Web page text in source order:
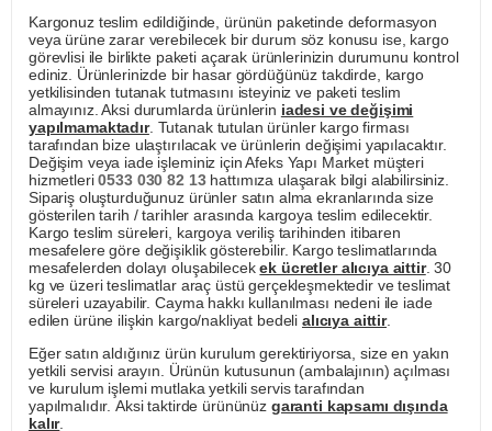
Kargonuz teslim edildiğinde, ürünün paketinde deformasyon
veya ürüne zarar verebilecek bir durum söz konusu ise, kargo
görevlisi ile birlikte paketi açarak ürünlerinizin durumunu kontrol
ediniz. Ürünlerinizde bir hasar gördüğünüz takdirde, kargo
yetkilisinden tutanak tutmasını isteyiniz ve paketi teslim
almayınız. Aksi durumlarda ürünlerin iadesi ve değişimi
yapılmamaktadır. Tutanak tutulan ürünler kargo firması
tarafından bize ulaştırılacak ve ürünlerin değişimi yapılacaktır.
Değişim veya iade işleminiz için Afeks Yapı Market müşteri
hizmetleri0533 030 82 13hattımıza ulaşarak bilgi alabilirsiniz.
Sipariş oluşturduğunuz ürünler satın alma ekranlarında size
gösterilen tarih / tarihler arasında kargoya teslim edilecektir.
Kargo teslim süreleri, kargoya veriliş tarihinden itibaren
mesafelere göre değişiklik gösterebilir. Kargo teslimatlarında
mesafelerden dolayı oluşabilecekek ücretler alıcıya aittir. 30
kg ve üzeri teslimatlar araç üstü gerçekleşmektedir ve teslimat
süreleri uzayabilir. Cayma hakkı kullanılması nedeni ile iade
edilen ürüne ilişkin kargo/nakliyat bedeli alıcıya aittir.
Eğer satın aldığınız ürün kurulum gerektiriyorsa, size en yakın
yetkili servisi arayın. Ürünün kutusunun (ambalajının) açılması
ve kurulum işlemi mutlaka yetkili servis tarafından
yapılmalıdır. Aksi taktirde ürününüz garanti kapsamı dışında
kalır.